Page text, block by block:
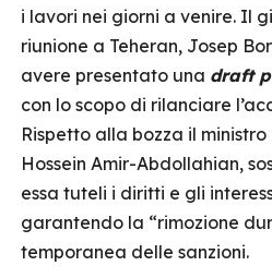
i lavori nei giorni a venire. Il
riunione a Teheran, Josep
avere presentato una draft
con lo scopo di rilanciare
Rispetto alla bozza il
Hossein Amir-Abdollahian,
essa tuteli i diritti e gli
garantendo la “rimozione
temporanea delle sanzioni.